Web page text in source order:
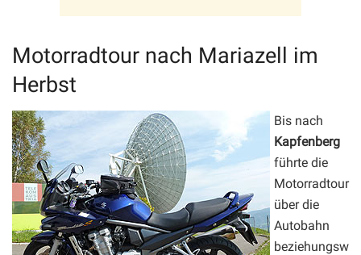
Motorradtour nach Mariazell im
Herbst
Bis nach
Kapfenberg
führte die
Motorradtour
über die
Autobahn
beziehungsw